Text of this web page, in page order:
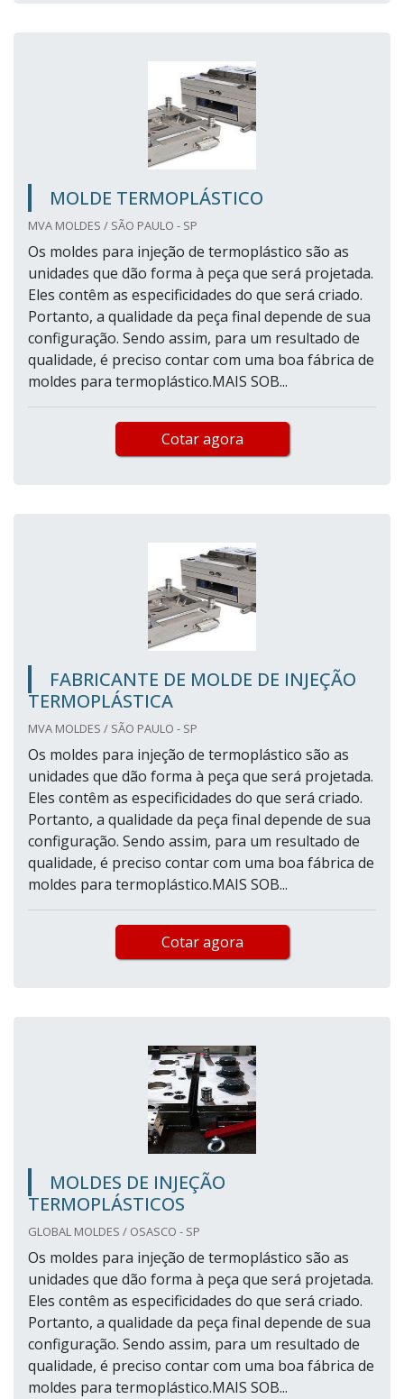
MOLDE TERMOPLÁSTICO
MVA MOLDES / SÃO PAULO - SP
Os moldes para injeção de termoplástico são as
unidades que dão forma à peça que será projetada.
Eles contêm as especificidades do que será criado.
Portanto, a qualidade da peça final depende de sua
configuração. Sendo assim, para um resultado de
qualidade, é preciso contar com uma boa fábrica de
moldes para termoplástico.MAIS SOB...
Cotar agora
FABRICANTE DE MOLDE DE INJEÇÃO
TERMOPLÁSTICA
MVA MOLDES / SÃO PAULO - SP
Os moldes para injeção de termoplástico são as
unidades que dão forma à peça que será projetada.
Eles contêm as especificidades do que será criado.
Portanto, a qualidade da peça final depende de sua
configuração. Sendo assim, para um resultado de
qualidade, é preciso contar com uma boa fábrica de
moldes para termoplástico.MAIS SOB...
Cotar agora
MOLDES DE INJEÇÃO
TERMOPLÁSTICOS
GLOBAL MOLDES / OSASCO - SP
Os moldes para injeção de termoplástico são as
unidades que dão forma à peça que será projetada.
Eles contêm as especificidades do que será criado.
Portanto, a qualidade da peça final depende de sua
configuração. Sendo assim, para um resultado de
qualidade, é preciso contar com uma boa fábrica de
moldes para termoplástico.MAIS SOB...